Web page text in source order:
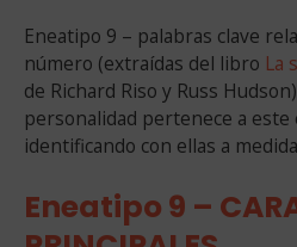
Eneatipo 9 – palabras clave
número (extraídas del libro La
de Richard Riso y Russ
personalidad pertenece a este
identificando con ellas a
Eneatipo 9 –